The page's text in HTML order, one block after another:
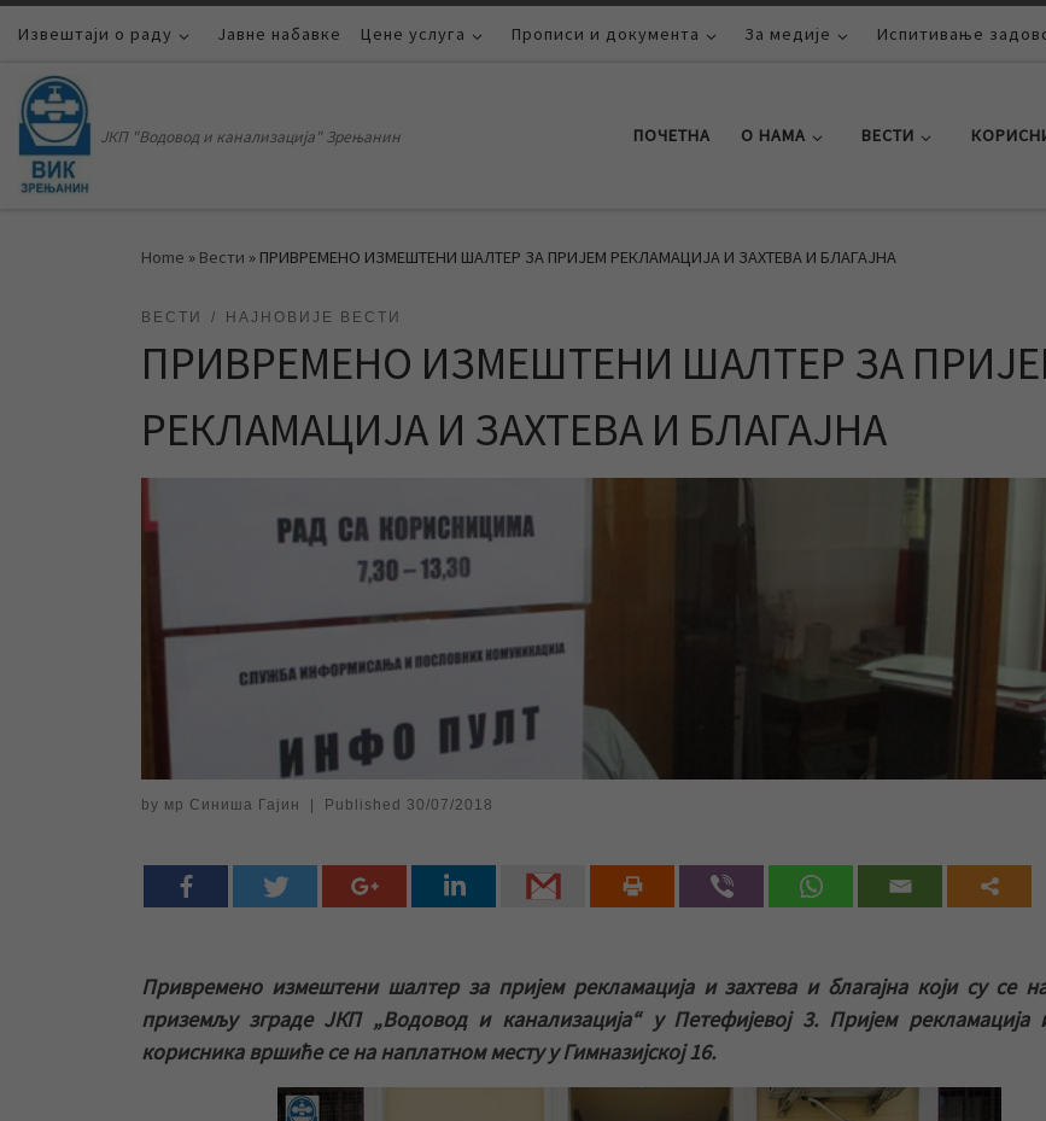
Skip to content
Извештаји о раду Јавне набавке Цене услуга Прописи и документа За медије Испитивање
ЈКП "Водовод и канализација" Зрењанин ПОЧЕТНА О НАМА ВЕСТИ
Home » Вести » ПРИВРЕМЕНО ИЗМЕШТЕНИ ШАЛТЕР ЗА ПРИЈЕМ РЕКЛАМАЦИЈА И ЗАХТЕВА И БЛАГАЈНА
ВЕСТИ НАЈНОВИЈЕ ВЕСТИ
ПРИВРЕМЕНО ИЗМЕШТЕНИ ШАЛТЕР ЗА
РЕКЛАМАЦИЈА И ЗАХТЕВА И БЛАГАЈНА
by мр Синиша Гајин Published 30/07/2018
Привремено измештени шалтер за пријем рекламација и захтева и благајна који су се
приземљу зграде ЈКП „Водовод и канализација“ у Петефијевој 3. Пријем рекламација
корисника вршиће се на наплатном месту у Гимназијској 16.